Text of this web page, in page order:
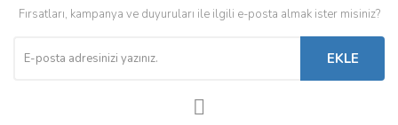
Fırsatları, kampanya ve duyuruları ile ilgili e-posta almak ister misiniz?
EKLE